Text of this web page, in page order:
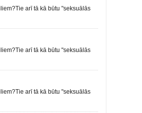
arī tā kā būtu "seksuālās
arī tā kā būtu "seksuālās
arī tā kā būtu "seksuālās